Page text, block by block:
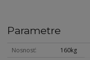
Parametre
Nosnosť
160kg